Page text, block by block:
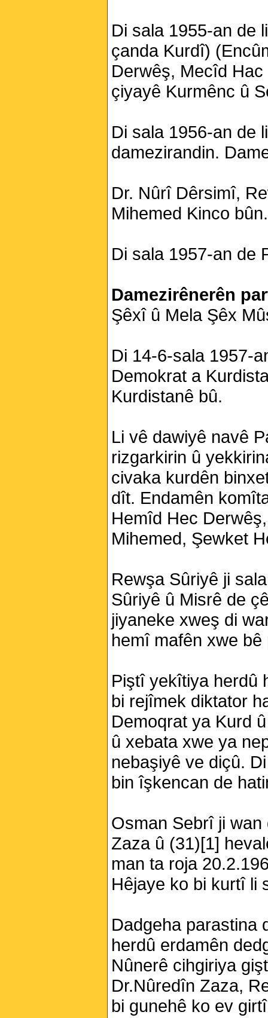
Di sala 1955-an de
çanda Kurdî)
Derwêş, Mecîd Hac
çiyayê Kurmênc û
Di sala 1956-an de
damezirandin.
Dr. Nûrî Dêrsimî,
Mihemed Kinco bûn.
Di sala 1957-an de
Damezirênerên
Şêxî û Mela Şêx
Di 14-6-sala 1957-
Demokrat a
Kurdistanê bû.
Li vê dawiyê navê
rizgarkirin û
civaka kurdên
dît. Endamên
Hemîd Hec
Mihemed, Şewket
Rewşa Sûriyê ji
Sûriyê û Misrê de
jiyaneke xweş di
hemî mafên xwe bê
Piştî yekîtiya herdû
bi rejîmek diktator
Demoqrat ya Kurd
û xebata xwe ya
nebaşiyê ve diçû.
bin îşkencan de
Osman Sebrî ji
Zaza û (31)[1]
man ta roja
Hêjaye ko bi kurtî li
Dadgeha parastina
herdû erdamên
Nûnerê cihgiriya
Dr.Nûredîn Zaza,
bi gunehê ko ev